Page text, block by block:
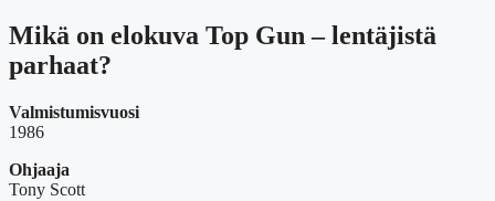
Mikä on elokuva Top Gun – lentäjistä
parhaat?
Valmistumisvuosi
1986
Ohjaaja
Tony Scott